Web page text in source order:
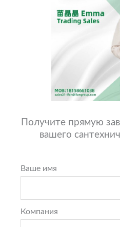
Получите прямую
вашего
Ваше имя
Компания